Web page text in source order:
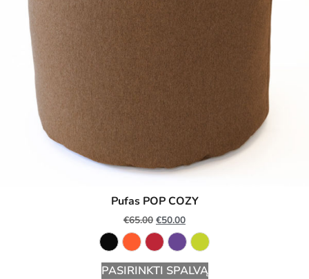
Pufas POP COZY
€65.00 €50.00
PASIRINKTI SPALVĄ